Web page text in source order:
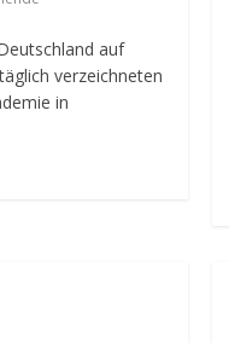
auf
verzeichneten
in